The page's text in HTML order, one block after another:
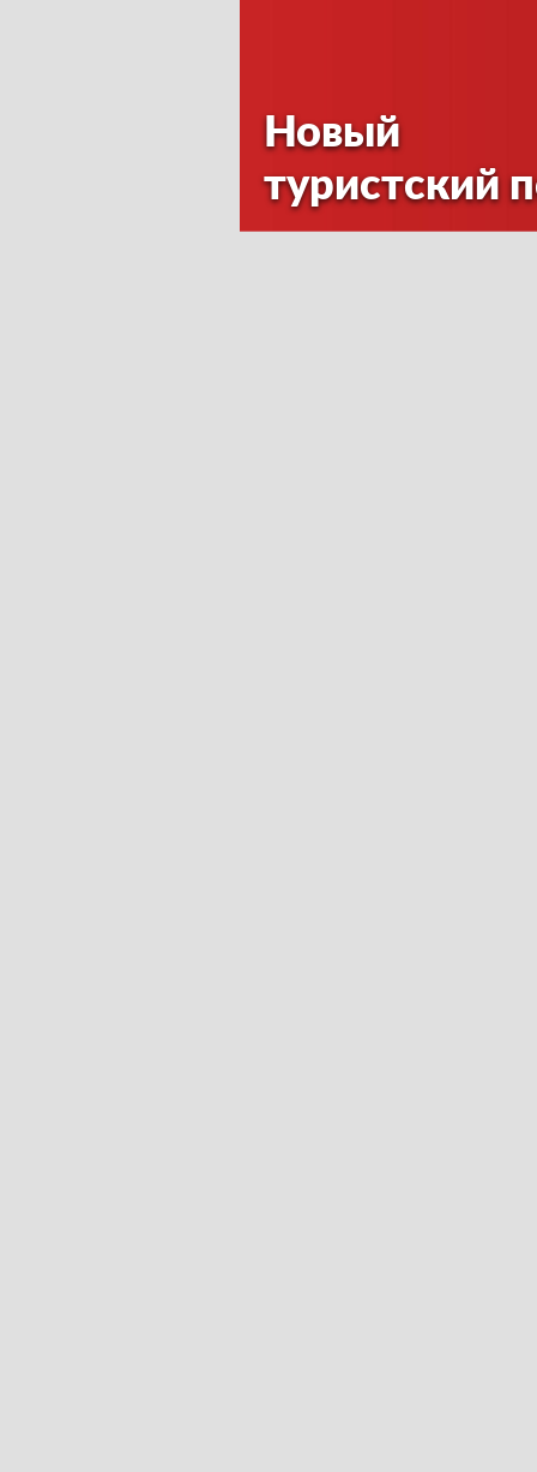
Новый
туристский